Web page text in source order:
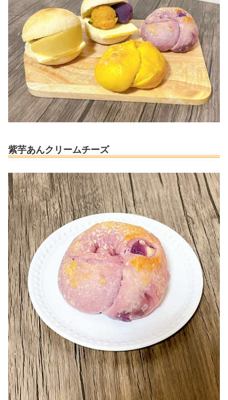
紫芋あんクリームチーズ